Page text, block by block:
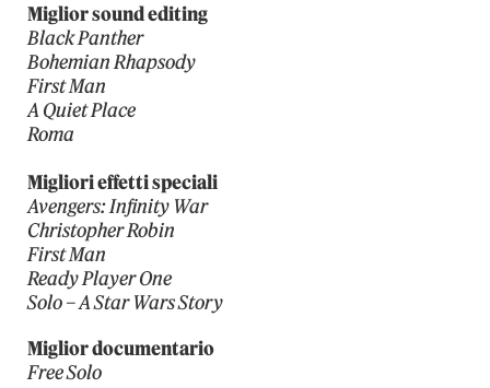
Miglior sound editing
Black Panther
Bohemian Rhapsody
First Man
A Quiet Place
Roma
Migliori effetti speciali
Avengers: Infinity War
Christopher Robin
First Man
Ready Player One
Solo – A Star Wars Story
Miglior documentario
Free Solo